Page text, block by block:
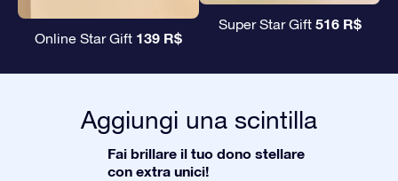
Online Star Gift 139 R$
Super Star Gift 516 R$
Aggiungi una scintilla
Fai brillare il tuo dono stellare
con extra unici!